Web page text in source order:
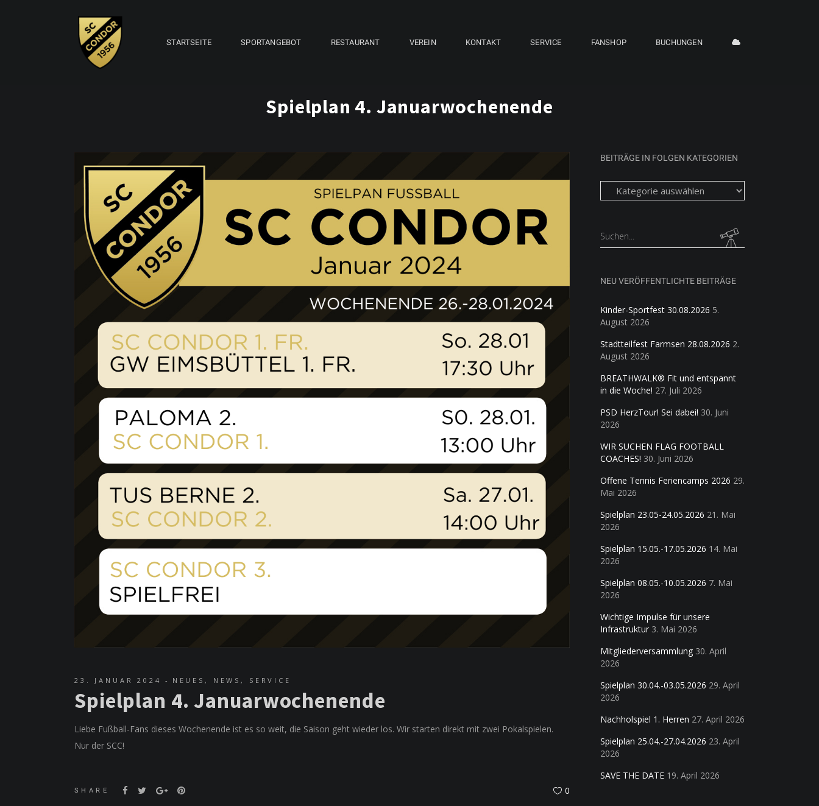
STARTSEITE SPORTANGEBOT RESTAURANT VEREIN KONTAKT SERVICE FANSHOP BUCHUNGEN
Spielplan 4. Januarwochenende
23. JANUAR 2024 NEUES , NEWS , SERVICE
Spielplan 4. Januarwochenende
Liebe Fußball-Fans dieses Wochenende ist es so weit, die Saison geht wieder los. Wir starten direkt mit zwei Pokalspielen.
Nur der SCC!
SHARE 0
BEITRÄGE IN FOLGEN KATEGORIEN
Beiträge
in
Kategorien
Search
for:
NEU VERÖFFENTLICHTE BEITRÄGE
Kinder-Sportfest 30.08.2026 5.
August 2026
Stadtteilfest Farmsen 28.08.2026 2.
August 2026
BREATHWALK® Fit und entspannt
in die Woche! 27. Juli 2026
PSD HerzTour! Sei dabei! 30. Juni
2026
WIR SUCHEN FLAG FOOTBALL
COACHES! 30. Juni 2026
Offene Tennis Feriencamps 2026 29.
Mai 2026
Spielplan 23.05-24.05.2026 21. Mai
2026
Spielplan 15.05.-17.05.2026 14. Mai
2026
Spielplan 08.05.-10.05.2026 7. Mai
2026
Wichtige Impulse für unsere
Infrastruktur 3. Mai 2026
Mitgliederversammlung 30. April
2026
Spielplan 30.04.-03.05.2026 29. April
2026
Nachholspiel 1. Herren 27. April 2026
Spielplan 25.04.-27.04.2026 23. April
2026
SAVE THE DATE 19. April 2026